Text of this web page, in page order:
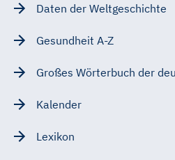
Daten der Weltgeschichte
Gesundheit A-Z
Großes Wörterbuch der
Kalender
Lexikon